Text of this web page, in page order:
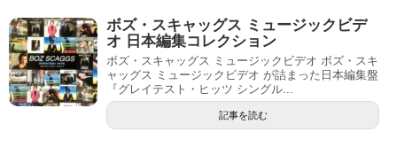
ボズ・スキャッグス ミュージックビデ
オ 日本編集コレクション
ボズ・スキャッグス ミュージックビデオ ボズ・スキ
ャッグス ミュージックビデオ が詰まった日本編集盤
『グレイテスト・ヒッツ シングル...
記事を読む